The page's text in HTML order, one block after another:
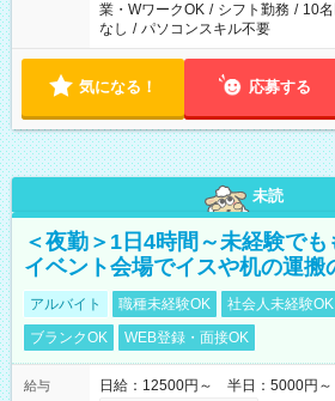
業・WワークOK / シフト勤務 / 10
なし / パソコンスキル不要
気になる！ 応募する
未読
＜夜勤＞1日4時間～未経験でも
イベント会場でイスや机の運搬
アルバイト 職種未経験OK 社会人未経験OK
ブランクOK
WEB登録・面接OK
給与
日給：12500円～ 半日：5000円